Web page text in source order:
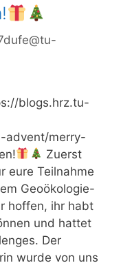
blogs.hrz.tu-
advent/merry-
Zuerst
eure Teilnahme
Geoökologie-
hoffen, ihr habt
und hattet
Der
wurde von uns